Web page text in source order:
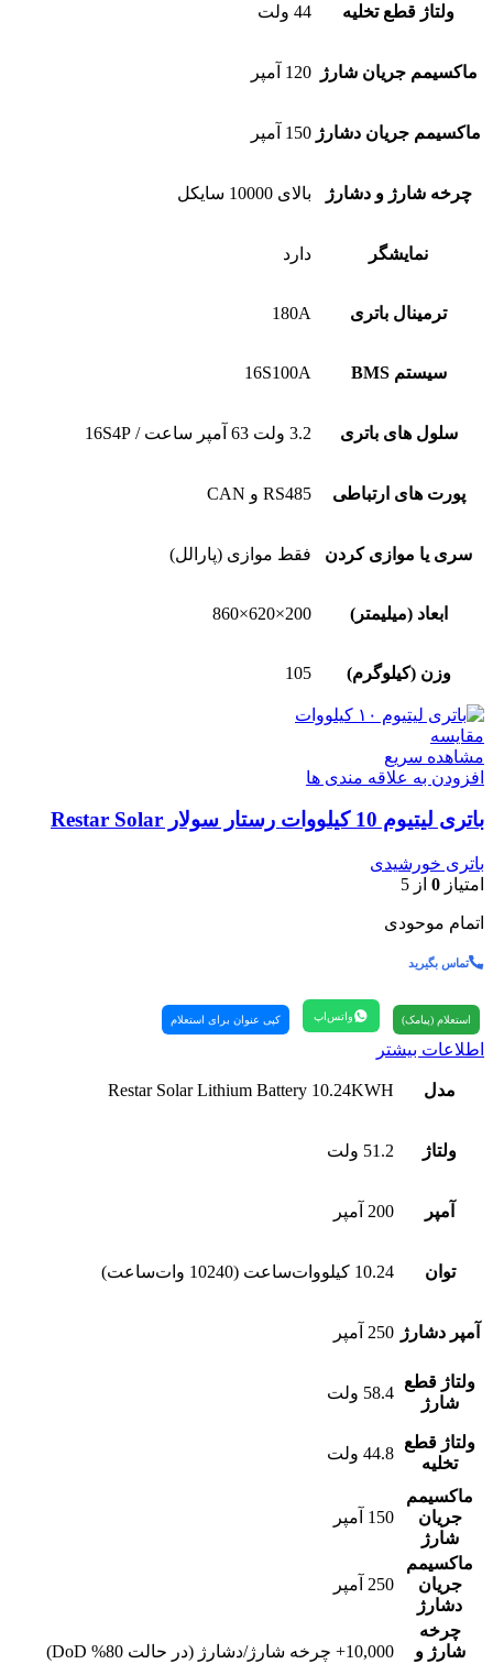
ولتاژ قطع تخلیه 44 ولت
ماکسیمم جریان شارژ 120 آمپر
ماکسیمم جریان دشارژ 150 آمپر
چرخه شارژ و دشارژ بالای 10000 سایکل
نمایشگر دارد
ترمینال باتری 180A
سیستم BMS 16S100A
سلول های باتری 3.2 ولت 63 آمپر ساعت / 16S4P
پورت های ارتباطی RS485 و CAN
سری یا موازی کردن فقط موازی (پارالل)
ابعاد (میلیمتر) 200×620×860
وزن (کیلوگرم) 105
مقایسه
مشاهده سریع
افزودن به علاقه مندی ها
باتری لیتیوم 10 کیلووات رستار سولار Restar Solar
باتری خورشیدی
امتیاز 0 از 5
اتمام موحودی
تماس بگیرید
استعلام (پیامک) واتس‌اپ کپی عنوان برای استعلام
اطلاعات بیشتر
مدل Restar Solar Lithium Battery 10.24KWH
ولتاژ 51.2 ولت
آمپر 200 آمپر
توان 10.24 کیلووات‌ساعت (10240 وات‌ساعت)
آمپر دشارژ 250 آمپر
ولتاژ قطع
شارژ
58.4 ولت
ولتاژ قطع
تخلیه
44.8 ولت
ماکسیمم
جریان
شارژ
150 آمپر
ماکسیمم
جریان
دشارژ
250 آمپر
چرخه
شارژ و
10,000+ چرخه شارژ/دشارژ (در حالت 80% DoD)